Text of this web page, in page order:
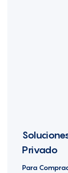
Privado
Para